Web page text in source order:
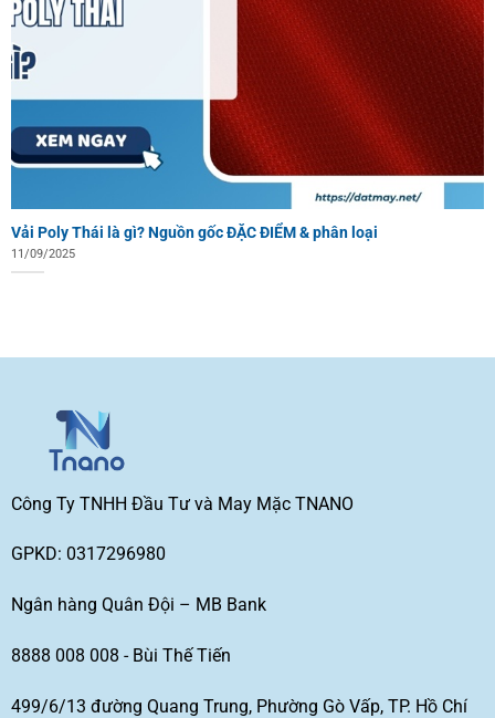
Vải Poly Thái là gì? Nguồn gốc ĐẶC ĐIỂM & phân loại
11/09/2025
Công Ty TNHH Đầu Tư và May Mặc TNANO
GPKD: 0317296980
Ngân hàng Quân Đội – MB Bank
8888 008 008 - Bùi Thế Tiến
499/6/13 đường Quang Trung, Phường Gò Vấp, TP. Hồ Chí